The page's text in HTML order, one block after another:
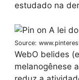
estudado na
Source:
WebO belides
melanogênese